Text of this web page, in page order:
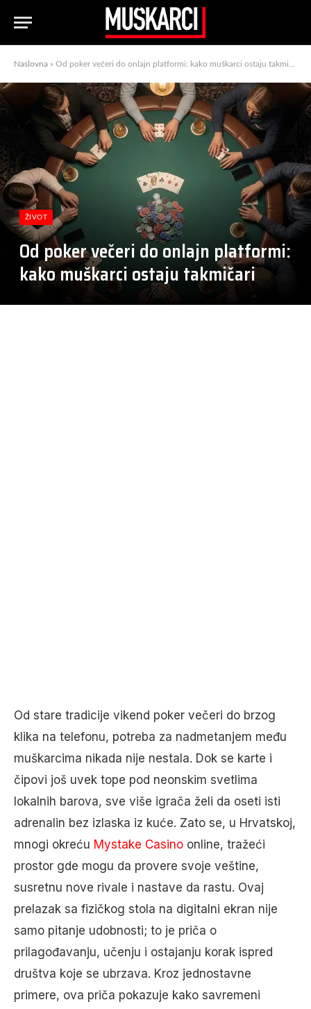
Naslovna » Od poker večeri do onlajn platformi: kako muškarci ostaju takmičari
ŽIVOT
Od poker večeri do onlajn platformi:
kako muškarci ostaju takmičari
Od stare tradicije vikend poker večeri do brzog
klika na telefonu, potreba za nadmetanjem među
muškarcima nikada nije nestala. Dok se karte i
čipovi još uvek tope pod neonskim svetlima
lokalnih barova, sve više igrača želi da oseti isti
adrenalin bez izlaska iz kuće. Zato se, u Hrvatskoj,
mnogi okreću Mystake Casino online, tražeći
prostor gde mogu da provere svoje veštine,
susretnu nove rivale i nastave da rastu. Ovaj
prelazak sa fizičkog stola na digitalni ekran nije
samo pitanje udobnosti; to je priča o
prilagođavanju, učenju i ostajanju korak ispred
društva koje se ubrzava. Kroz jednostavne
primere, ova priča pokazuje kako savremeni